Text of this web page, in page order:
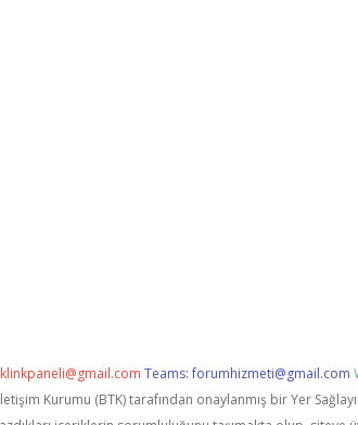
Teams:forumhizmeti@gmail.com
Kurumu (BTK) tarafından onaylanmış bir Yer